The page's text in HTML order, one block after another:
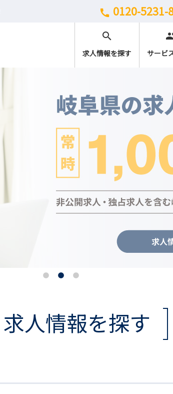
call 0120-5231-
search
求人情報を探す サービ
求人情報を探す